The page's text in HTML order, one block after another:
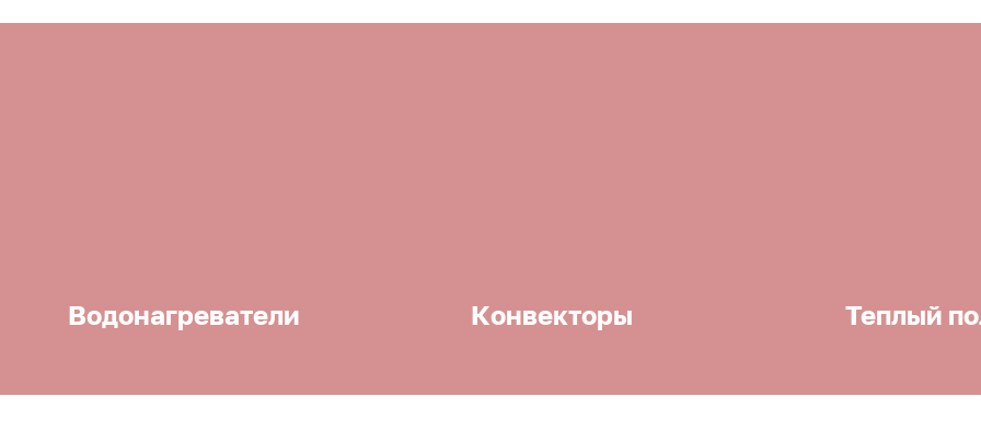
Водонагреватели Конвекторы Теплый